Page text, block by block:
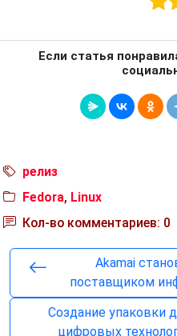
Если статья
релиз
Fedora, Linux
Кол-во комментариев: 0
Akamai
поставщиком
Создание упаковки
цифровых